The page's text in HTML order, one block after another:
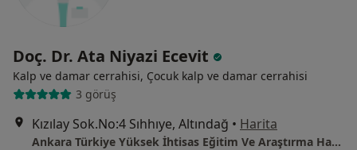
Doç. Dr. Ata Niyazi Ecevit
Kalp ve damar cerrahisi, Çocuk kalp ve damar cerrahisi
3 görüş
Kızılay Sok.No:4 Sıhhıye, Altındağ • Harita
Ankara Türkiye Yüksek İhtisas Eğitim Ve Araştırma Hastanesi